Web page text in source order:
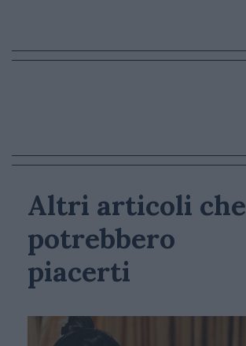
Altri articoli che
potrebbero
piacerti